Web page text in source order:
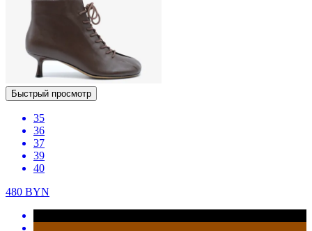
Быстрый просмотр
35
36
37
39
40
480 BYN